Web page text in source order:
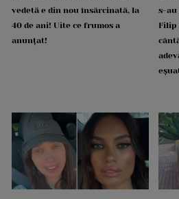
vedetă e din nou însărcinată, la
40 de ani! Uite ce frumos a
anunțat!
s-au
Filip